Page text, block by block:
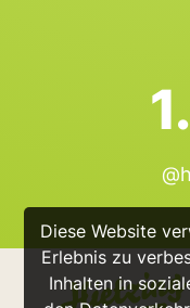
Diese Website
Erlebnis zu
Inhalten in